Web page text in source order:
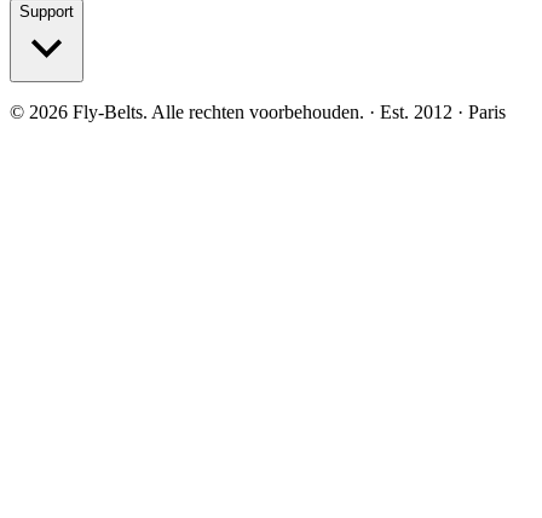
Support
© 2026 Fly-Belts. Alle rechten voorbehouden. · Est. 2012 · Paris